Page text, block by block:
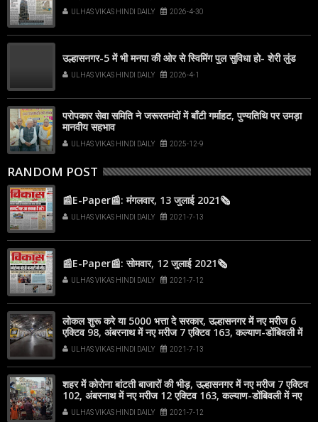
ULHAS VIKAS HINDI DAILY 2026-4-30
उल्हासनगर-5 में भी मनपा की ओर से स्विमिंग पुल सुविधा हो- शेरी लुंड
ULHAS VIKAS HINDI DAILY 2026-4-1
परोपकार सेवा समिति ने जरूरतमंदों में बाँटी गर्माहट, पुण्यतिथि पर उमड़ा
मानवीय सहभाव
ULHAS VIKAS HINDI DAILY 2025-12-9
RANDOM POST
📰E-Paper📰: मंगलवार, 13 जुलाई 2021🗞
ULHAS VIKAS HINDI DAILY 2021-7-13
📰E-Paper📰: सोमवार, 12 जुलाई 2021🗞
ULHAS VIKAS HINDI DAILY 2021-7-12
लोकल शुरू करे या 5000 भत्ता दे सरकार, उल्हासनगर में नए मरीज 6
एक्टिव 98, अंबरनाथ में नए मरीज 7 एक्टिव 163, कल्याण-डोंबिवली में
नए मरीज 67
ULHAS VIKAS HINDI DAILY 2021-7-13
शहर में कोरोना बांटती बाजारों की भीड़, उल्हासनगर में नए मरीज 7 एक्टिव
102, अंबरनाथ में नए मरीज 12 एक्टिव 163, कल्याण-डोंबिवली में नए
मरीज 97
ULHAS VIKAS HINDI DAILY 2021-7-12